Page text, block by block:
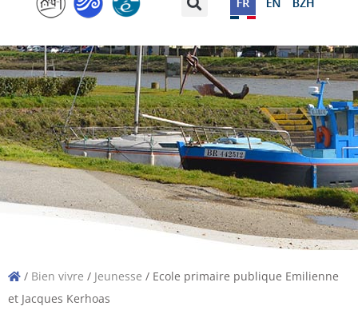
/ Bien vivre / Jeunesse / Ecole primaire publique Emilienne
et Jacques Kerhoas